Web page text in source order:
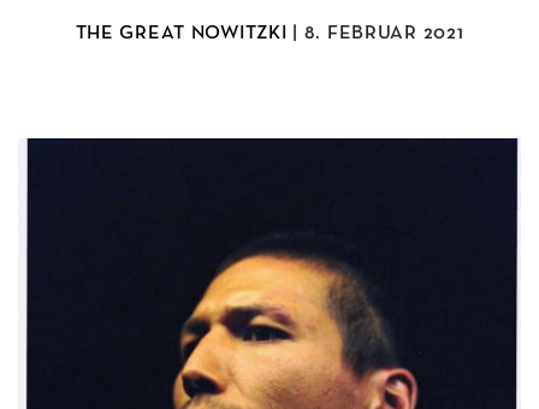
THE GREAT NOWITZKI | 8. FEBRUAR 2021